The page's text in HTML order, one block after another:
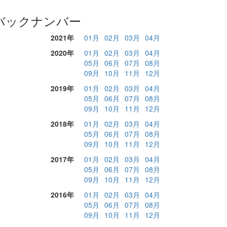
ックナンバー
2021年 01月 02月 03月
04月
2020年
01月 02月 03月
04月
05月
06月 07月
08月
09月
10月 11月
12月
2019年
01月 02月 03月
04月
05月
06月 07月
08月
09月
10月 11月
12月
2018年
01月 02月 03月
04月
05月
06月 07月
08月
09月
10月 11月
12月
2017年
01月 02月 03月
04月
05月
06月 07月
08月
09月
10月 11月
12月
2016年
01月 02月 03月
04月
05月
06月 07月
08月
09月
10月 11月
12月